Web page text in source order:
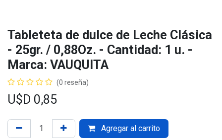
Tableteta de dulce de Leche Clásica
- 25gr. / 0,88Oz. - Cantidad: 1 u. -
Marca: VAUQUITA
(0 reseña)
U$D 0,85
Agregar al carrito